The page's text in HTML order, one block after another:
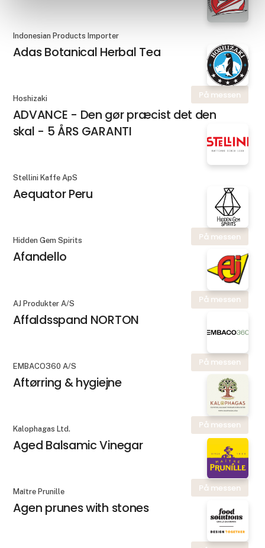
Indonesian Products Importer
Adas Botanical Herbal Tea
På messen
Hoshizaki
ADVANCE - Den gør præcist det den
skal - 5 ÅRS GARANTI
Stellini Kaffe ApS
Aequator Peru
På messen
Hidden Gem Spirits
Afandello
På messen
AJ Produkter A/S
Affaldsspand NORTON
På messen
EMBACO360 A/S
Aftørring & hygiejne
På messen
Kalophagas Ltd.
Aged Balsamic Vinegar
På messen
Maître Prunille
Agen prunes with stones